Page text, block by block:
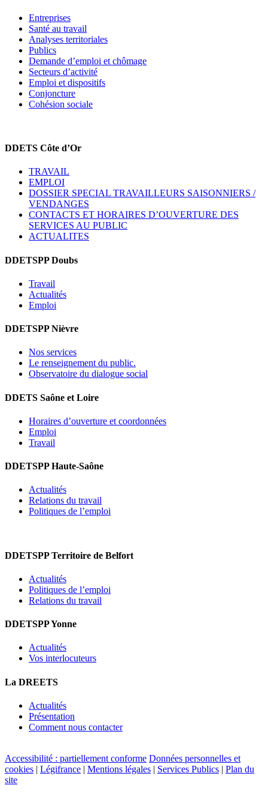
Entreprises
Santé au travail
Analyses territoriales
Publics
Demande d’emploi et chômage
Secteurs d’activité
Emploi et dispositifs
Conjoncture
Cohésion sociale
DDETS Côte d’Or
TRAVAIL
EMPLOI
DOSSIER SPECIAL TRAVAILLEURS SAISONNIERS /
VENDANGES
CONTACTS ET HORAIRES D’OUVERTURE DES
SERVICES AU PUBLIC
ACTUALITES
DDETSPP Doubs
Travail
Actualités
Emploi
DDETSPP Nièvre
Nos services
Le renseignement du public.
Observatoire du dialogue social
DDETS Saône et Loire
Horaires d’ouverture et coordonnées
Emploi
Travail
DDETSPP Haute-Saône
Actualités
Relations du travail
Politiques de l’emploi
DDETSPP Territoire de Belfort
Actualités
Politiques de l’emploi
Relations du travail
DDETSPP Yonne
Actualités
Vos interlocuteurs
La DREETS
Actualités
Présentation
Comment nous contacter
Accessibilité : partiellement conforme Données personnelles et
cookies | Légifrance | Mentions légales | Services Publics | Plan du
site